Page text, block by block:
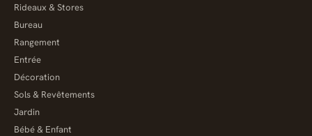
Rideaux & Stores
Bureau
Rangement
Entrée
Décoration
Sols & Revêtements
Jardin
Bébé & Enfant